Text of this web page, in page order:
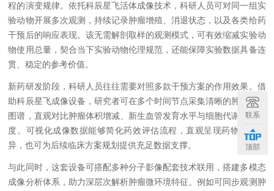
程的演变规律。依托科辰星飞活体成像技术，科研人员可对同一组实
验动物开展多次观测，持续记录肿瘤增殖、消退状态，以及各类给药
干预后的响应表现。该无需解剖取样的观测模式，可有效缩减实验动
物使用总量，契合当下实验动物伦理规范，还能保障实验数据具备连
贯、稳定的参考价值。
新药研发阶段，科研人员往往需要对照多款干预方案的作用效果。借
助科辰星飞成像设备，研究者可在多个时间节点采集清晰的肿瘤成像
图谱，直观对比肿瘤体积增减、新生血管发育水平与细胞代谢活跃程
度。可视化成像数据能够简化药效评估流程，直观呈现药物作用差
异，也可为后续临床方案规划提供充足数据支撑。
与此同时，这套设备可搭配多种分子影像配套技术联用，搭建多模态
成像分析体系，助力深层次解析肿瘤微环境特征。例如可同步观测肿
联系
顶部